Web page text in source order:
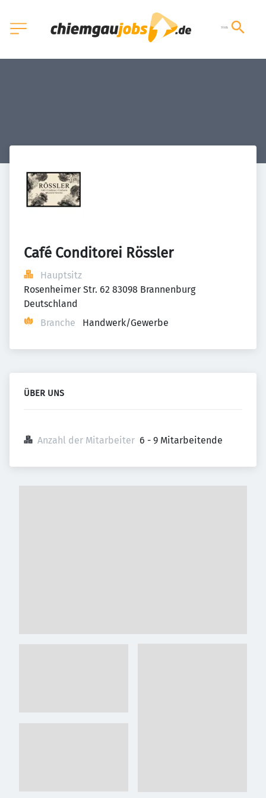
Café Conditorei Rössler
Hauptsitz
Rosenheimer Str. 62 83098 Brannenburg
Deutschland
Branche
Handwerk/Gewerbe
ÜBER UNS
Anzahl der Mitarbeiter 6 - 9 Mitarbeitende